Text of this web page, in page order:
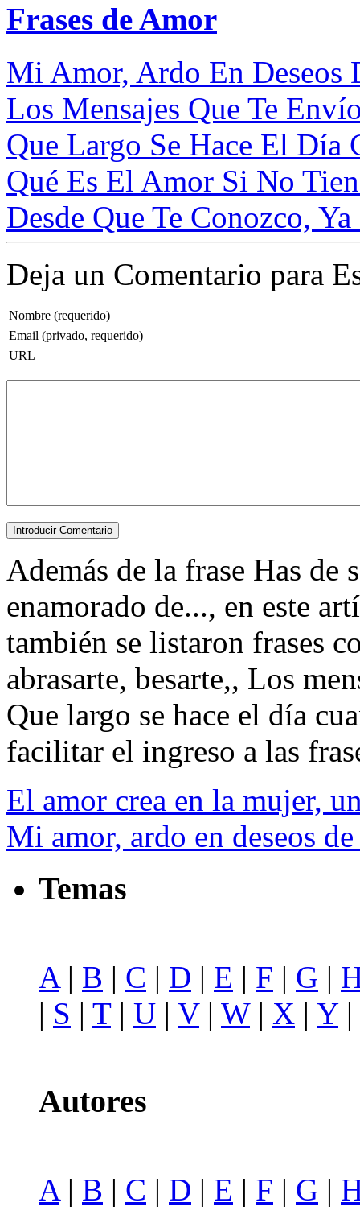
Frases de Amor
Mi Amor, Ardo En Deseos
Los Mensajes Que Te
Que Largo Se Hace El Día
Qué Es El Amor Si No
Desde Que Te Conozco,
Deja un Comentario para
Nombre (requerido)
Email (privado, requerido)
URL
Además de la frase Has de
enamorado de..., en este
también se listaron frases
abrasarte, besarte,, Los
Que largo se hace el día
facilitar el ingreso a las
El amor crea en la mujer,
Mi amor, ardo en deseos
Temas
A | B | C | D | E | F | G |
| S | T| U | V| W| X | Y|
Autores
A| B | C | D | E | F | G |